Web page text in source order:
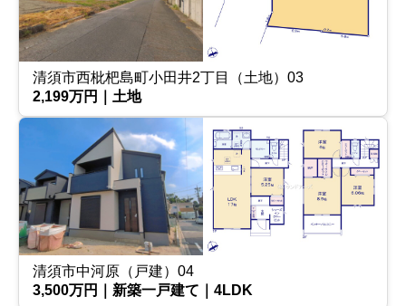
清須市西枇杷島町小田井2丁目（土地）03
2,199万円｜土地
清須市中河原（戸建）04
3,500万円｜新築一戸建て｜4LDK